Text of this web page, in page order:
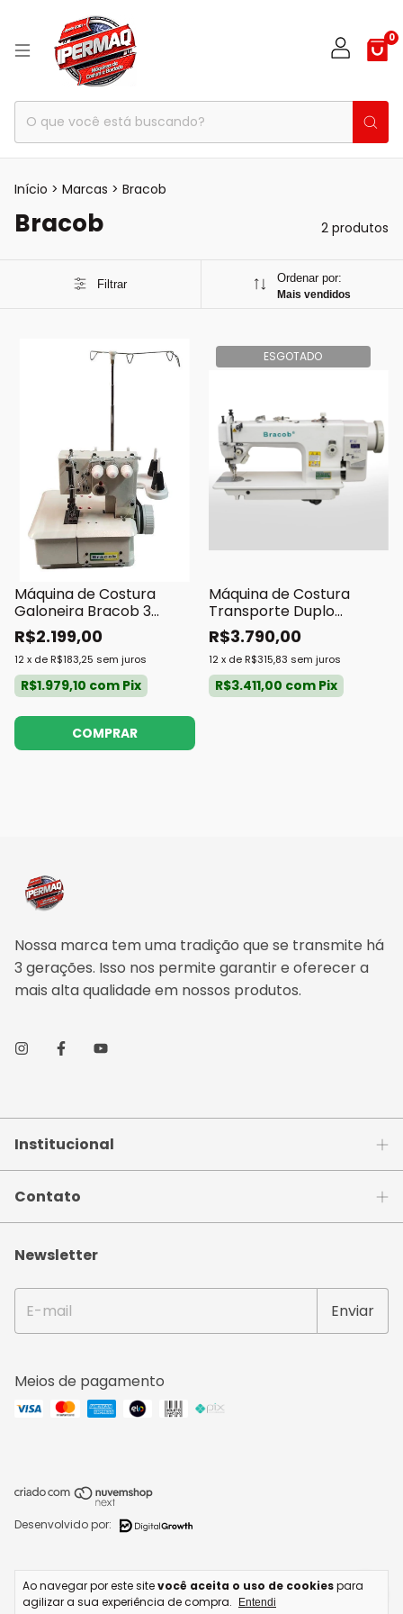
0
Ao navegar por este sitevocê aceita o uso de cookiespara
agilizar a sua experiência de compra.
Entendi
Início > Marcas > Bracob
Bracob 2 produtos
Filtrar Ordenar por:
Mais vendidos
Máquina de Costura
Galoneira Bracob 3
Agulhas Portátil
R$2.199,00
12x de R$183,25 sem juros
R$1.979,10 com Pix
COMPRAR
ESGOTADO
Máquina de Costura
Transporte Duplo
Bracob Direct Drive
R$3.790,00
12 x de R$315,83 sem juros
R$3.411,00 com Pix
Nossa marca tem uma tradição que se transmite há
3 gerações. Isso nos permite garantir e oferecer a
mais alta qualidade em nossos produtos.
Institucional
Contato
Newsletter
Meios de pagamento
Desenvolvido por:
Todos os direitos reservados.